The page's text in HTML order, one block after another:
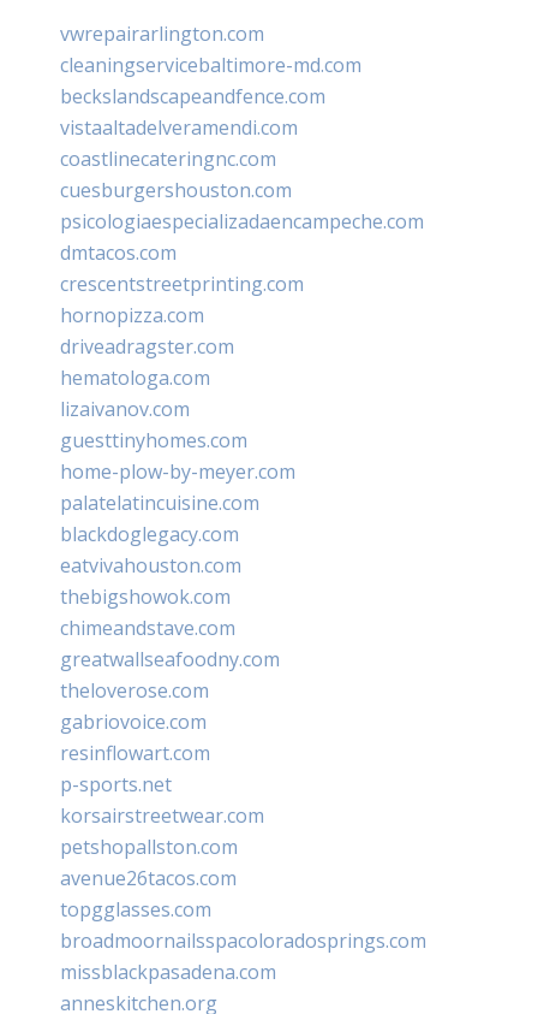
vwrepairarlington.com
cleaningservicebaltimore-md.com
beckslandscapeandfence.com
vistaaltadelveramendi.com
coastlinecateringnc.com
cuesburgershouston.com
psicologiaespecializadaencampeche.com
dmtacos.com
crescentstreetprinting.com
hornopizza.com
driveadragster.com
hematologa.com
lizaivanov.com
guesttinyhomes.com
home-plow-by-meyer.com
palatelatincuisine.com
blackdoglegacy.com
eatvivahouston.com
thebigshowok.com
chimeandstave.com
greatwallseafoodny.com
theloverose.com
gabriovoice.com
resinflowart.com
p-sports.net
korsairstreetwear.com
petshopallston.com
avenue26tacos.com
topgglasses.com
broadmoornailsspacoloradosprings.com
missblackpasadena.com
anneskitchen.org